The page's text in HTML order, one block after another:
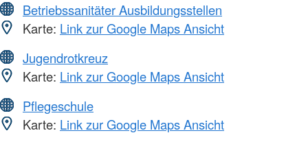
Betriebssanitäter Ausbildungsstellen
Karte: Link zur Google Maps Ansicht
Jugendrotkreuz
Karte: Link zur Google Maps Ansicht
Pflegeschule
Karte: Link zur Google Maps Ansicht